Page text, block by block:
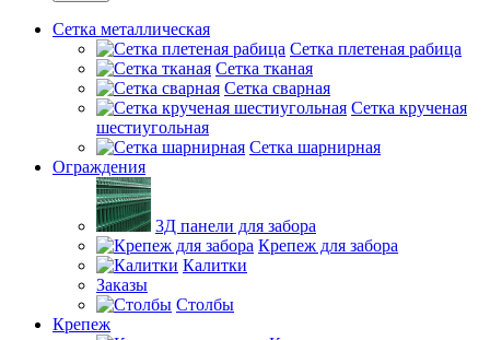
Сетка металлическая
Сетка плетеная рабица
Сетка тканая
Сетка сварная
Сетка крученая
шестиугольная
Сетка шарнирная
Ограждения
3Д панели для забора
Крепеж для забора
Калитки
Заказы
Столбы
Крепеж